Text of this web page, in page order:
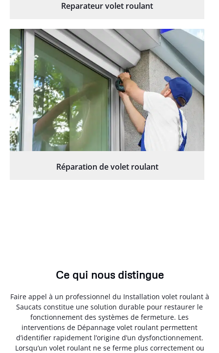
Reparateur volet roulant
Réparation de volet roulant
Ce qui nous distingue
Faire appel à un professionnel du Installation volet roulant à
Saucats constitue une solution durable pour restaurer le
fonctionnement des systèmes de fermeture. Les
interventions de Dépannage volet roulant permettent
d’identifier rapidement l’origine d’un dysfonctionnement.
Lorsqu’un volet roulant ne se ferme plus correctement ou